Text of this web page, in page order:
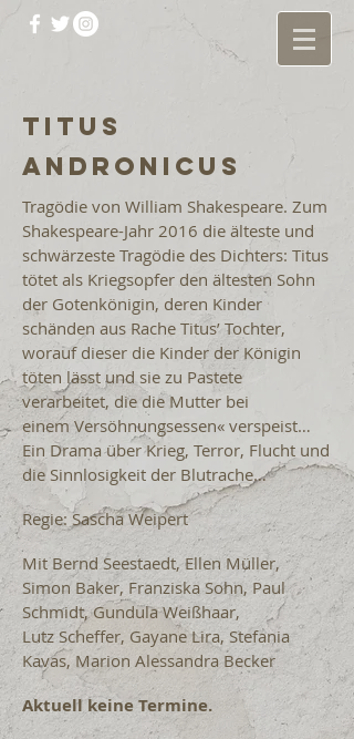
Titus
andronicus
Tragödie von William Shakespeare. Zum
Shakespeare-Jahr 2016 die älteste und
schwärzeste Tragödie des Dichters: Titus
tötet als Kriegsopfer den ältesten Sohn
der Gotenkönigin, deren Kinder
schänden aus Rache Titus’ Tochter,
worauf dieser die Kinder der Königin
töten lässt und sie zu Pastete
verarbeitet, die die Mutter bei
einem Versöhnungsessen« verspeist…
Ein Drama über Krieg, Terror, Flucht und
die Sinnlosigkeit der Blutrache…
Regie: Sascha Weipert
Mit Bernd Seestaedt, Ellen Müller,
Simon Baker, Franziska Sohn, Paul
Schmidt, Gundula Weißhaar,
Lutz Scheffer, Gayane Lira, Stefania
Kavas, Marion Alessandra Becker
Aktuell keine Termine.